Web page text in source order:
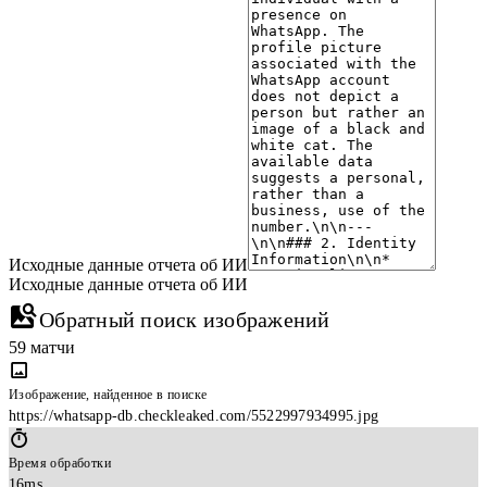
confirmed the profile picture is of a cat. Results linked the image to
various online platforms including Reddit, Pinterest, YouTube, and
Facebook, often in contexts related to "fat cats," "AbsoluteUnits"
(referring to large animals), or general cat appreciation posts. There
were 59 visual matches and 2 exact matches, indicating the image is
No data related to leaked credentials, breaches, or publicly exposed personal
data was found in the provided dataset.
5. Risk Assessment
WhatsApp user.
Scam/Spam:There is no immediate indication from the collected data
of a non-personal profile picture is common on social messaging
Исходные данные отчета об ИИ
Исходные данные отчета об ИИ
Обратный поиск изображений
59 матчи
Изображение, найденное в поиске
https://whatsapp-db.checkleaked.com/5522997934995.jpg
Время обработки